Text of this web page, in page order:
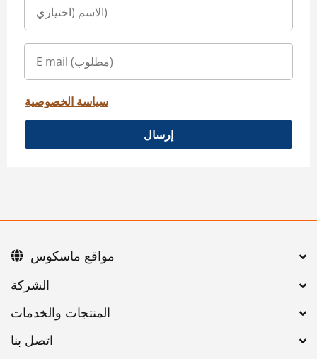
سياسة الخصوصية
إرسال
اتصل بنا
مواقع ماسكوس